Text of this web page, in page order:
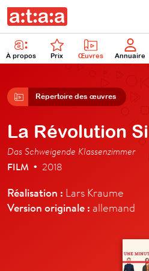
À propos Prix Œuvres Annuaire
Répertoire des œuvres
La Révolution
Das Schweigende Klassenzimmer
FILM • 2018
Réalisation : Lars Kraume
Version originale : allemand